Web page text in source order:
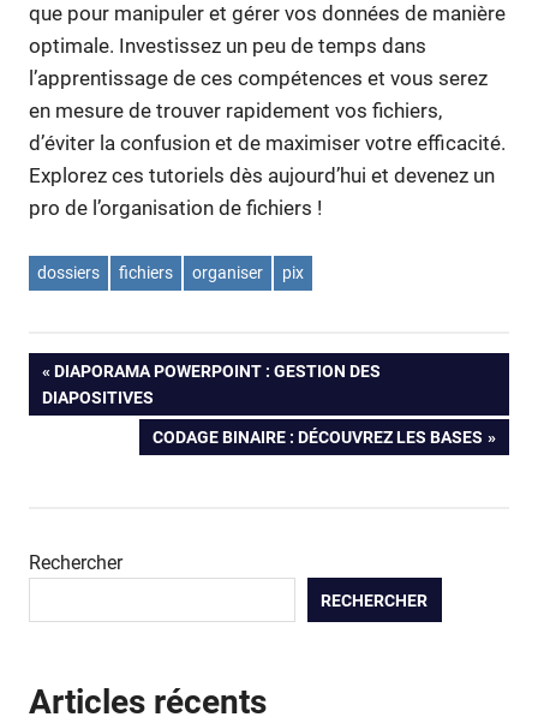
que pour manipuler et gérer vos données de manière
optimale. Investissez un peu de temps dans
l’apprentissage de ces compétences et vous serez
en mesure de trouver rapidement vos fichiers,
d’éviter la confusion et de maximiser votre efficacité.
Explorez ces tutoriels dès aujourd’hui et devenez un
pro de l’organisation de fichiers !
dossiers fichiers organiser pix
Navigation
PREVIOUS
POST:
DIAPORAMA POWERPOINT : GESTION DES
DIAPOSITIVES
NEXT
CODAGE BINAIRE : DÉCOUVREZ LES BASES
Rechercher
RECHERCHER
Articles récents